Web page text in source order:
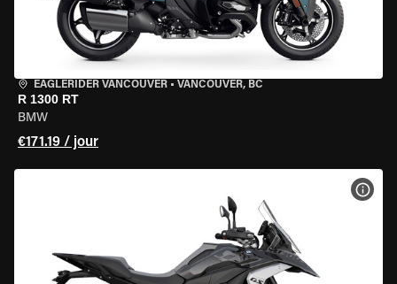
EAGLERIDER VANCOUVER • VANCOUVER, BC
R 1300 RT
BMW
€171.19 / jour